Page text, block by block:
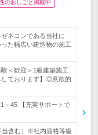
のおしごと掲載中
ネコンである当社に
た幅広い建造物の施工
＜歓迎＞1級建築施工
しております】◎意欲的
－45 【充実サポートで
当含む）※社内資格等級